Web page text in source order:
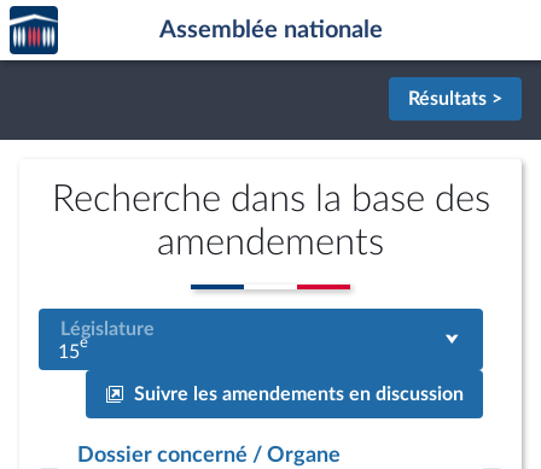
Aller au contenu
Aller en bas de la page
Accèder
à la
page
Assemblée nationale
Résultats >
Recherche dans la base des
amendements
Législature
15e
Suivre les amendements en discussion
Dossier concerné / Organe